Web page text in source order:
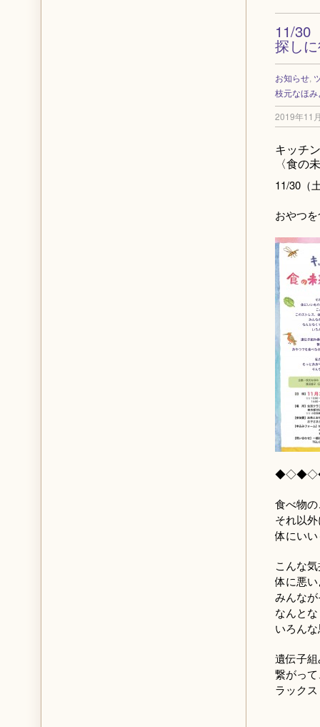
11/30
探し
お知らせ,
枝元なほみ
2019年11
キッチ
〈食の
11/30（
おやつ
食べ物
それ以
体にい
こんな
体に悪
みんな
なんと
いろん
遺伝子
繋がっ
ラック